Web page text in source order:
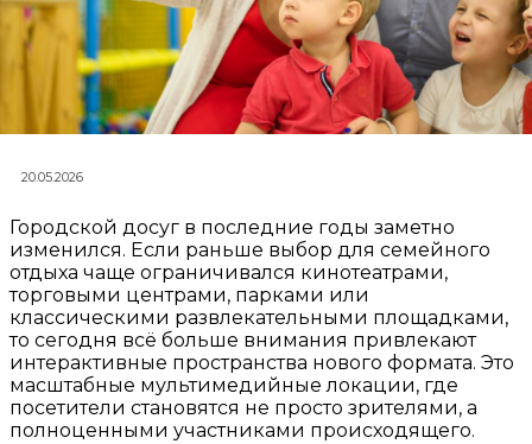
20.05.2026
Городской досуг в последние годы заметно
изменился. Если раньше выбор для семейного
отдыха чаще ограничивался кинотеатрами,
торговыми центрами, парками или
классическими развлекательными площадками,
то сегодня всё больше внимания привлекают
интерактивные пространства нового формата. Это
масштабные мультимедийные локации, где
посетители становятся не просто зрителями, а
полноценными участниками происходящего.